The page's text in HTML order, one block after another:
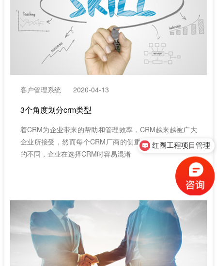
客户管理系统 2020-04-13
3个角度划分crm类型
着CRM为企业带来的帮助和管理效率，CRM越来越被广大
企业所接受，然而每个CRM厂商的侧重点与目标客户群体
的不同，企业在选择CRM时容易混淆
红圈工程项目管理
售前咨询